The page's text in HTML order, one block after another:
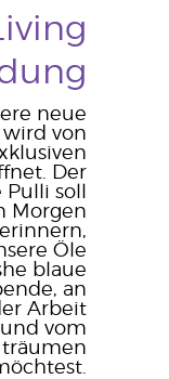
neue
wird von
Der
soll
Morgen
Öle
blaue
an
Arbeit
vom
träumen